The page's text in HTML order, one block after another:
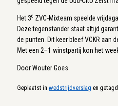
Het 3e ZVC-Mixteam speelde
Deze tegenstander staat altijd
de punten. Dit keer bleef VCKR aan
Met een 2–1 winstpartij kon het
Door Wouter Goes
Geplaatst in wedstrijdverslag en